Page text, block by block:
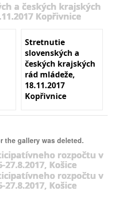
a českých krajských
Kopřivnice
Stretnutie
slovenských a
českých krajských
rád mládeže,
18.11.2017
Kopřivnice
the gallery was deleted.
rozpočtu v
Košice
rozpočtu v
Košice